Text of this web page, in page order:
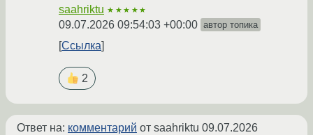
saahriktu ★★★★★
09.07.2026 09:54:03 +00:00 автор топика
Ссылка
2
Ответ на: комментарий от saahriktu 09.07.2026